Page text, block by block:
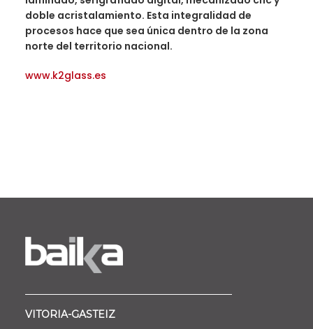
doble acristalamiento. Esta integralidad de
procesos hace que sea única dentro de la zona
norte del territorio nacional.
www.k2glass.es
VITORIA-GASTEIZ